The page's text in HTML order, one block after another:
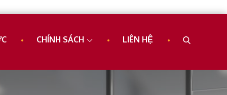
CHÍNH SÁCH LIÊN HỆ